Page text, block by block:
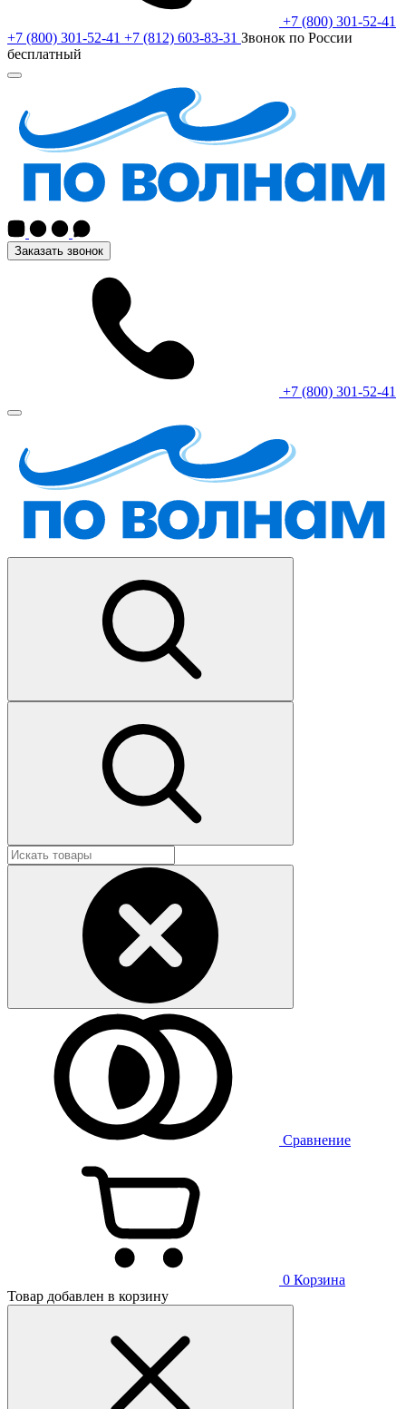
+7 (800) 301-52-41
+7 (800) 301-52-41 +7 (812) 603-83-31 Звонок по России
бесплатный
Заказать звонок
+7 (800) 301-52-41
Сравнение
0 Корзина
Товар добавлен в корзину